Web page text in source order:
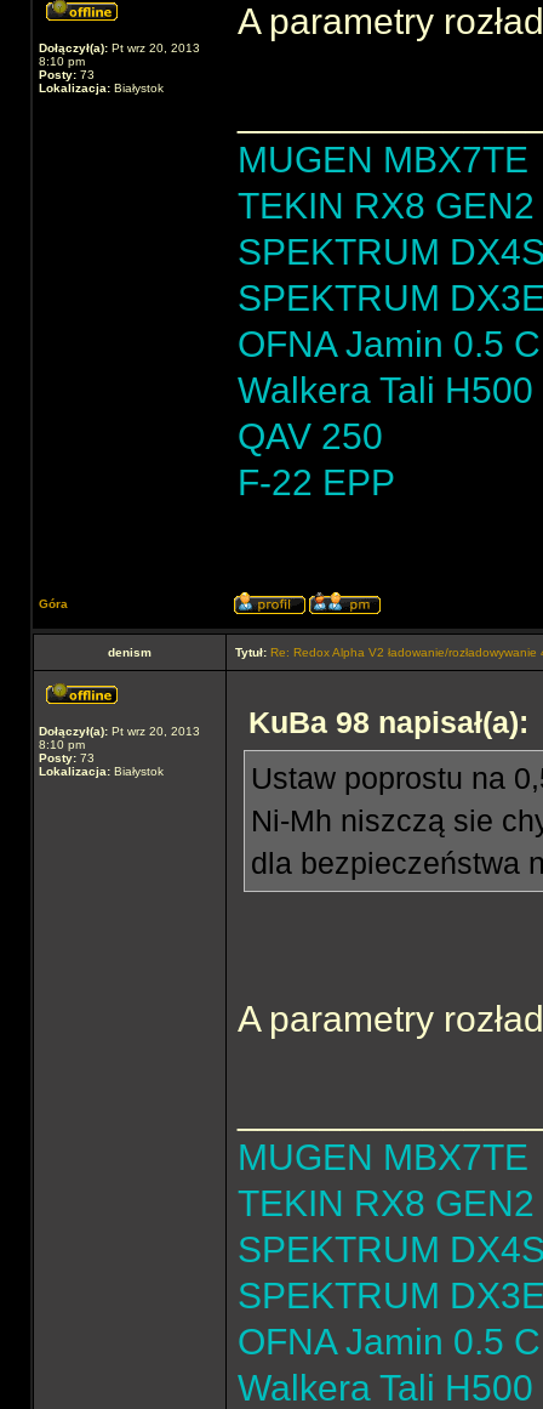
Dołączył(a): Pt wrz 20, 2013
8:10 pm
Posty: 73
Lokalizacja: Białystok
A parametry
MUGEN MBX7TE
TEKIN RX8
SPEKTRUM
SPEKTRUM
OFNA Jamin 0.5
Walkera Tali H500
QAV 250
F-22 EPP
Góra
denism Tytuł: Re: Redox Alpha V2 ładowanie/rozładowywanie
Dołączył(a): Pt wrz 20, 2013
8:10 pm
Posty: 73
Lokalizacja: Białystok
KuBa 98 napisał(a):
Ustaw poprostu na
Ni-Mh niszczą sie
dla bezpieczeństwa
A parametry
MUGEN MBX7TE
TEKIN RX8
SPEKTRUM
SPEKTRUM
OFNA Jamin 0.5
Walkera Tali H500